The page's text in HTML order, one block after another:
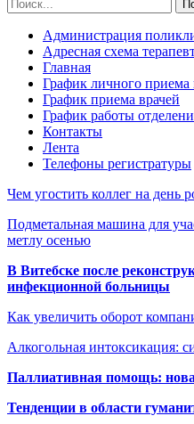
Администрация
Адресная схема
Главная
График личного приема
График приема врачей
График работы
Контакты
Лента
Телефоны регистратуры
Чем угостить коллег на день
Подметальная машина для
метлу осенью
В Витебске после
инфекционной больницы
Как увеличить оборот
Алкогольная интоксикация:
Паллиативная помощь:
Тенденции в области